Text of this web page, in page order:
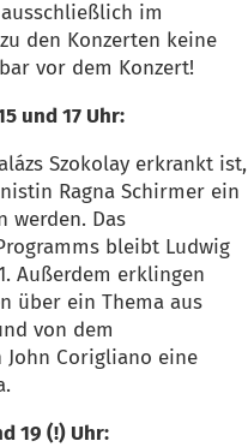
im
den Konzerten keine
vor dem Konzert!
und 17 Uhr:
Szokolay erkrankt ist,
Ragna Schirmer ein
werden. Das
bleibt Ludwig
Außerdem erklingen
über ein Thema aus
von dem
Corigliano eine
19 (!) Uhr: